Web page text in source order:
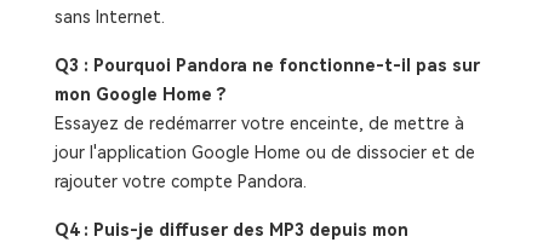
sans Internet.
Q3 : Pourquoi Pandora ne fonctionne-t-il pas sur
mon Google Home ?
Essayez de redémarrer votre enceinte, de mettre à
jour l'application Google Home ou de dissocier et de
rajouter votre compte Pandora.
Q4 : Puis-je diffuser des MP3 depuis mon